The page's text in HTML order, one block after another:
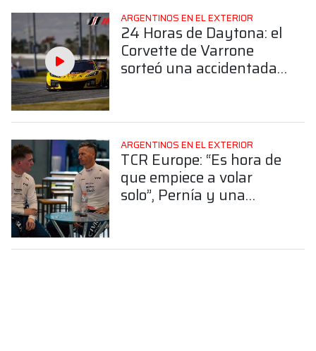
ARGENTINOS EN EL EXTERIOR
24 Horas de Daytona: el
Corvette de Varrone
sorteó una accidentada
ARGENTINOS EN EL EXTERIOR
TCR Europe: “Es hora de
que empiece a volar
solo”, Pernía y una